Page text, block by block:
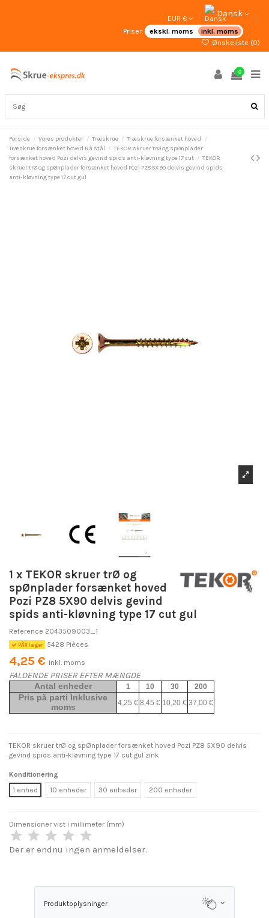
EUR € Dansk
Priser: ekskl. moms
inkl. moms
Ønskeliste (0)
0
Forside Vores produkter Træskrue
Træskrue forsænket hoved
Træskrue forsænket hoved Rå stål
TEKOR skruer trØ og spØnplader
forsænket hoved Pozi delvis gevind spids anti-kløvning type 17 cut
TEKOR
skruer trØ og spØnplader forsænket hoved Pozi PZ8 5X90 delvis gevind spids
anti-kløvning type 17 cut gul
1 x TEKOR skruer trØ og
spØnplader forsænket hoved
Pozi PZ8 5X90 delvis gevind
spids anti-kløvning type 17 cut gul
Reference 2043509003_1
PÃ¥ lager 5428 Pièces
4,25 € inkl. moms
FALDENDE PRISER EFTER MÆNGDE
Antal enheder 1 10 30 200
Pris på parti Inklusive
moms
4,25 € 8,45 € 10,20 € 37,00 €
TEKOR skruer trØ og spØnplader forsænket hoved Pozi PZ8 5X90 delvis
gevind spids anti-kløvning type 17 cut gul zink
Konditionering
1 enhed
10 enheder 30 enheder 200 enheder
Dimensioner vist i millimeter (mm)
Der er endnu ingen anmeldelser.
Produktoplysninger